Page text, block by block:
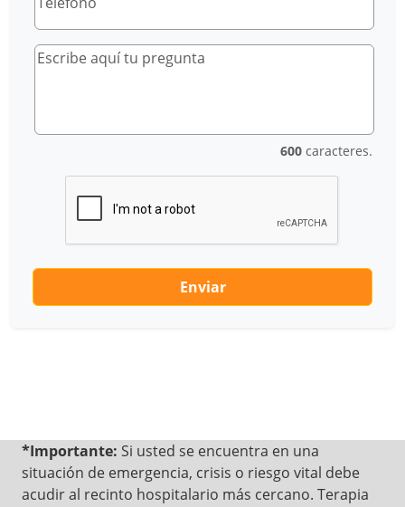
Consulta
600 caracteres.
Enviar
*Importante: Si usted se encuentra en una
situación de emergencia, crisis o riesgo vital debe
acudir al recinto hospitalario más cercano. Terapia